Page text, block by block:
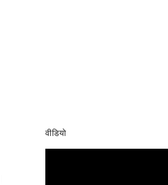
वीडियो